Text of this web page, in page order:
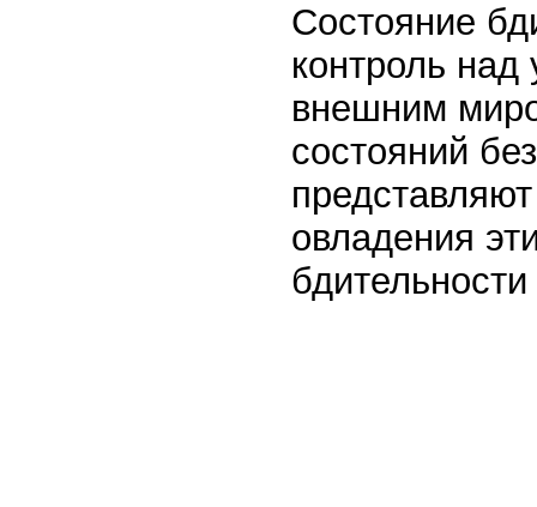
Состояние
контроль
внешним
состояний
овладения